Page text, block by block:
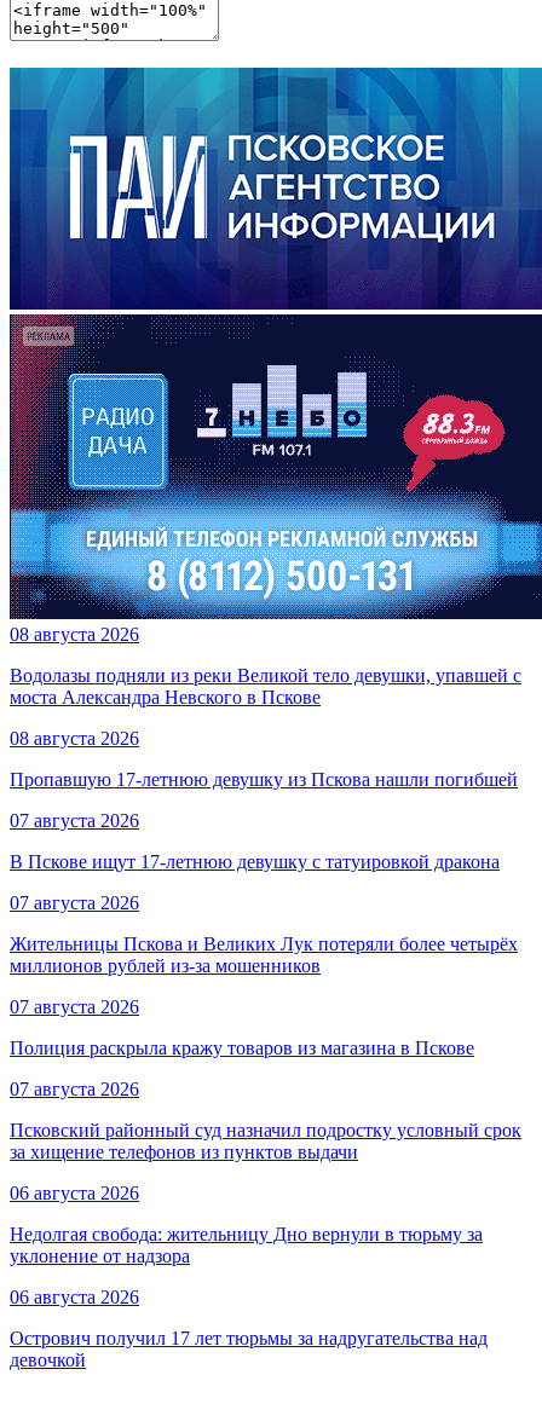
08 августа 2026
Водолазы подняли из реки Великой тело девушки, упавшей с
моста Александра Невского в Пскове
08 августа 2026
Пропавшую 17-летнюю девушку из Пскова нашли погибшей
07 августа 2026
В Пскове ищут 17‑летнюю девушку с татуировкой дракона
07 августа 2026
Жительницы Пскова и Великих Лук потеряли более четырёх
миллионов рублей из-за мошенников
07 августа 2026
Полиция раскрыла кражу товаров из магазина в Пскове
07 августа 2026
Псковский районный суд назначил подростку условный срок
за хищение телефонов из пунктов выдачи
06 августа 2026
Недолгая свобода: жительницу Дно вернули в тюрьму за
уклонение от надзора
06 августа 2026
Острович получил 17 лет тюрьмы за надругательства над
девочкой